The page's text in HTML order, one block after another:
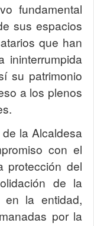
fundamental
sus espacios
que han
ininterrumpida
su patrimonio
a los plenos
la Alcaldesa
con el
protección del
de la
en la entidad,
por la